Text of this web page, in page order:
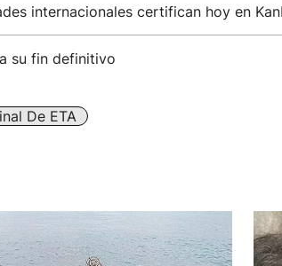
internacionales certifican hoy en
su fin definitivo
De ETA